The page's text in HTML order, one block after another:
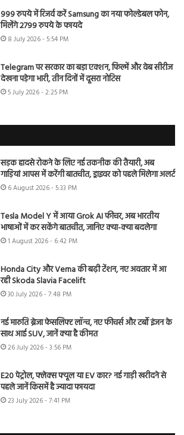
999 रुपये में रिजर्व करें Samsung का नया फोल्डेबल फोन,
मिलेंगे 2799 रुपये के फायदे
8 July 2026 - 5:54 PM
Telegram पर सरकार का बड़ा एक्शन, फिल्में और वेब सीरीज
देखना पड़ेगा भारी, तीन दिनों में दूसरा नोटिस
5 July 2026 - 2:25 PM
सड़क हादसे रोकने के लिए नई तकनीक की तैयारी, अब
गाड़ियां आपस में करेंगी बातचीत, ड्राइवर को पहले मिलेगा अलर्ट
6 August 2026 - 5:33 PM
Tesla Model Y में आया Grok AI फीचर, अब भारतीय
भाषाओं में कर सकेंगे बातचीत, जानिए क्या-क्या बदलेगा
1 August 2026 - 6:42 PM
Honda City और Verna की बढ़ी टेंशन, नए अवतार में आ
रही Skoda Slavia Facelift
30 July 2026 - 7:48 PM
नई मारुति ब्रेजा फेसलिफ्ट लॉन्च, नए फीचर्स और टर्बो इंजन के
साथ आई SUV, जानें क्या है कीमत
26 July 2026 - 3:56 PM
E20 पेट्रोल, फ्लेक्स फ्यूल या EV कार? नई गाड़ी खरीदने से
पहले जानें किसमें है ज्यादा फायदा
23 July 2026 - 7:41 PM